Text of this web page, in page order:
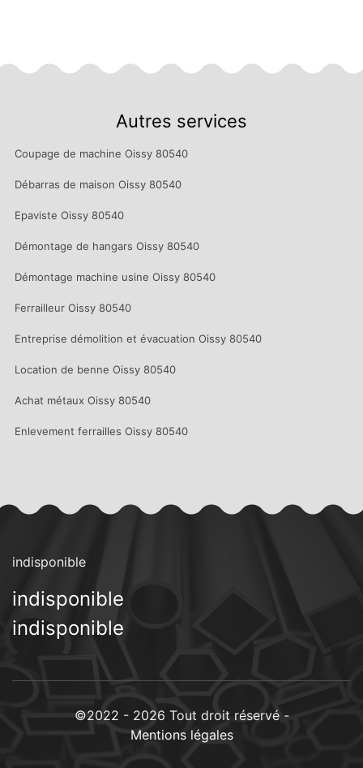
Autres services
Coupage de machine Oissy 80540
Débarras de maison Oissy 80540
Epaviste Oissy 80540
Démontage de hangars Oissy 80540
Démontage machine usine Oissy 80540
Ferrailleur Oissy 80540
Entreprise démolition et évacuation Oissy 80540
Location de benne Oissy 80540
Achat métaux Oissy 80540
Enlevement ferrailles Oissy 80540
indisponible
indisponible
indisponible
©2022 - 2026 Tout droit réservé -
Mentions légales